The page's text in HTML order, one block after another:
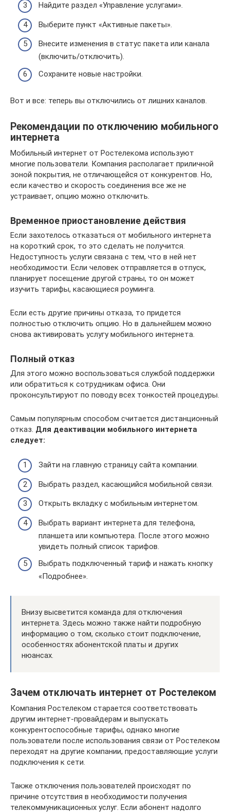
Найдите раздел «Управление услугами».
Выберите пункт «Активные пакеты».
Внесите изменения в статус пакета или канала
(включить/отключить).
Сохраните новые настройки.
Вот и все: теперь вы отключились от лишних каналов.
Рекомендации по отключению мобильного
интернета
Мобильный интернет от Ростелекома используют
многие пользователи. Компания располагает приличной
зоной покрытия, не отличающейся от конкурентов. Но,
если качество и скорость соединения все же не
устраивает, опцию можно отключить.
Временное приостановление действия
Если захотелось отказаться от мобильного интернета
на короткий срок, то это сделать не получится.
Недоступность услуги связана с тем, что в ней нет
необходимости. Если человек отправляется в отпуск,
планирует посещение другой страны, то он может
изучить тарифы, касающиеся роуминга.
Если есть другие причины отказа, то придется
полностью отключить опцию. Но в дальнейшем можно
снова активировать услугу мобильного интернета.
Полный отказ
Для этого можно воспользоваться службой поддержки
или обратиться к сотрудникам офиса. Они
проконсультируют по поводу всех тонкостей процедуры.
Самым популярным способом считается дистанционный
отказ. Для деактивации мобильного интернета
следует:
Зайти на главную страницу сайта компании.
Выбрать раздел, касающийся мобильной связи.
Открыть вкладку с мобильным интернетом.
Выбрать вариант интернета для телефона,
планшета или компьютера. После этого можно
увидеть полный список тарифов.
Выбрать подключенный тариф и нажать кнопку
«Подробнее».
Внизу высветится команда для отключения
интернета. Здесь можно также найти подробную
информацию о том, сколько стоит подключение,
особенностях абонентской платы и других
нюансах.
Зачем отключать интернет от Ростелеком
Компания Ростелеком старается соответствовать
другим интернет-провайдерам и выпускать
конкурентоспособные тарифы, однако многие
пользователи после использования связи от Ростелеком
переходят на другие компании, предоставляющие услуги
подключения к сети.
Также отключения пользователей происходят по
причине отсутствия в необходимости получения
телекоммуникационных услуг. Если абонент надолго